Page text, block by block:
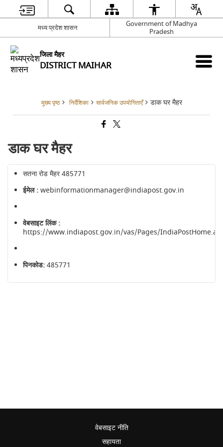
मध्य प्रदेश शासन
Government of Madhya
Pradesh
जिला मैहर
DISTRICT MAIHAR
मुख्य पृष्ठ निर्देशिका सार्वजनिक उपयोगिताएँ डाक घर मैहर
डाक घर मैहर
सतना रोड मैहर 485771
ईमेल :webinformationmanager@indiapost.gov.in
वेबसाइट लिंक :
https://www.indiapost.gov.in/vas/Pages/
पिनकोड:485771
वेबसाइट नीति
सहायता